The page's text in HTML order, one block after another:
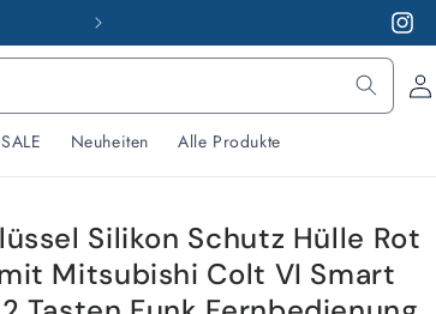
SALE Neuheiten Alle Produkte
Silikon Schutz Hülle Rot
Mitsubishi Colt VI Smart